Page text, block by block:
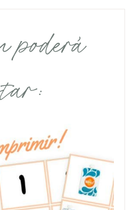
poderá